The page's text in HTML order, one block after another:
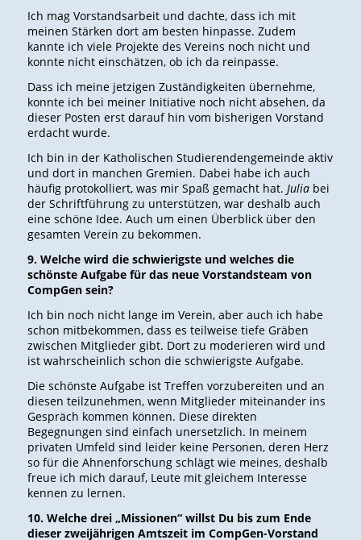
Ich mag Vorstandsarbeit und dachte, dass ich mit
meinen Stärken dort am besten hinpasse. Zudem
kannte ich viele Projekte des Vereins noch nicht und
konnte nicht einschätzen, ob ich da reinpasse.
Dass ich meine jetzigen Zuständigkeiten übernehme,
konnte ich bei meiner Initiative noch nicht absehen, da
dieser Posten erst darauf hin vom bisherigen Vorstand
erdacht wurde.
Ich bin in der Katholischen Studierendengemeinde aktiv
und dort in manchen Gremien. Dabei habe ich auch
häufig protokolliert, was mir Spaß gemacht hat. Julia bei
der Schriftführung zu unterstützen, war deshalb auch
eine schöne Idee. Auch um einen Überblick über den
gesamten Verein zu bekommen.
9. Welche wird die schwierigste und welches die
schönste Aufgabe für das neue Vorstandsteam von
CompGen sein?
Ich bin noch nicht lange im Verein, aber auch ich habe
schon mitbekommen, dass es teilweise tiefe Gräben
zwischen Mitglieder gibt. Dort zu moderieren wird und
ist wahrscheinlich schon die schwierigste Aufgabe.
Die schönste Aufgabe ist Treffen vorzubereiten und an
diesen teilzunehmen, wenn Mitglieder miteinander ins
Gespräch kommen können. Diese direkten
Begegnungen sind einfach unersetzlich. In meinem
privaten Umfeld sind leider keine Personen, deren Herz
so für die Ahnenforschung schlägt wie meines, deshalb
freue ich mich darauf, Leute mit gleichem Interesse
kennen zu lernen.
10. Welche drei „Missionen“ willst Du bis zum Ende
dieser zweijährigen Amtszeit im CompGen-Vorstand